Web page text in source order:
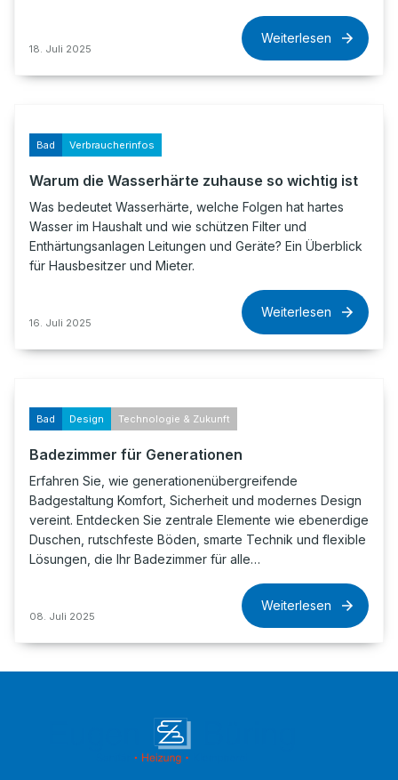
18. Juli 2025
Weiterlesen
Bad Verbraucherinfos
Warum die Wasserhärte zuhause so wichtig ist
Was bedeutet Wasserhärte, welche Folgen hat hartes
Wasser im Haushalt und wie schützen Filter und
Enthärtungsanlagen Leitungen und Geräte? Ein Überblick
für Hausbesitzer und Mieter.
16. Juli 2025
Weiterlesen
Bad Design Technologie & Zukunft
Badezimmer für Generationen
Erfahren Sie, wie generationenübergreifende
Badgestaltung Komfort, Sicherheit und modernes Design
vereint. Entdecken Sie zentrale Elemente wie ebenerdige
Duschen, rutschfeste Böden, smarte Technik und flexible
Lösungen, die Ihr Badezimmer für alle…
08. Juli 2025
Weiterlesen